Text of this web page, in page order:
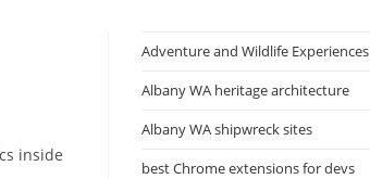
inside
Adventure and Wildlife Experiences
Albany WA heritage architecture
Albany WA shipwreck sites
best Chrome extensions for devs